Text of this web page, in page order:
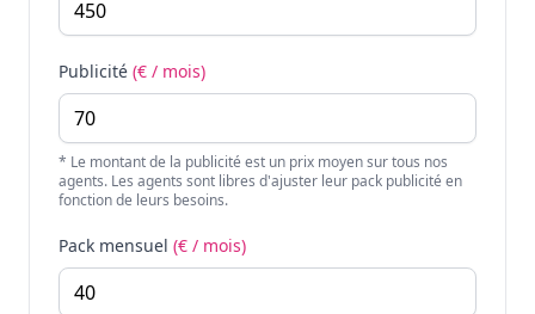
Publicité (€ / mois)
* Le montant de la publicité est un prix moyen sur tous nos
agents. Les agents sont libres d'ajuster leur pack publicité en
fonction de leurs besoins.
Pack mensuel (€ / mois)